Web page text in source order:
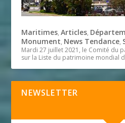
Maritimes,Articles,
Monument, News Tendance,
Mardi 27 juillet 2021, le Comité du
sur la Liste du patrimoine mondial
NEWSLETTER